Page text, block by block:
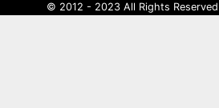
© 2012 - 2023 All Rights